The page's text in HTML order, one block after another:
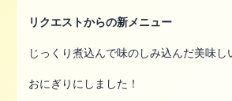
リクエストからの新メニュー
じっくり煮込んで味のしみ込んだ美味し
おにぎりにしました！